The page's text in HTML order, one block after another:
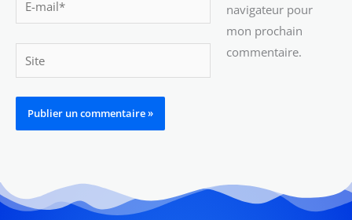
mail*
navigateur pour
mon prochain
commentaire.